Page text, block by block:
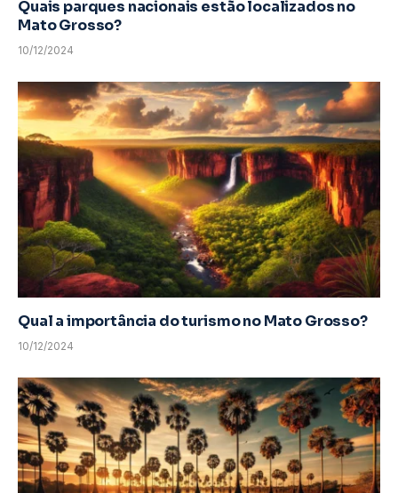
Quais parques nacionais estão localizados no
Mato Grosso?
10/12/2024
Qual a importância do turismo no Mato Grosso?
10/12/2024